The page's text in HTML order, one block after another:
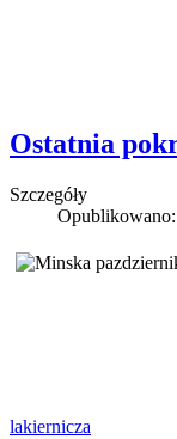
Ostatnia
Szczegóły
lakiernicza